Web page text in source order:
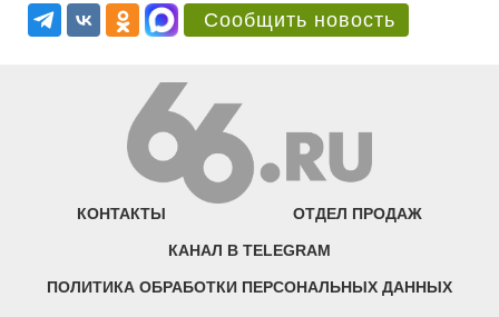
Сообщить новость
КОНТАКТЫ ОТДЕЛ ПРОДАЖ
КАНАЛ В TELEGRAM
ПОЛИТИКА ОБРАБОТКИ ПЕРСОНАЛЬНЫХ ДАННЫХ